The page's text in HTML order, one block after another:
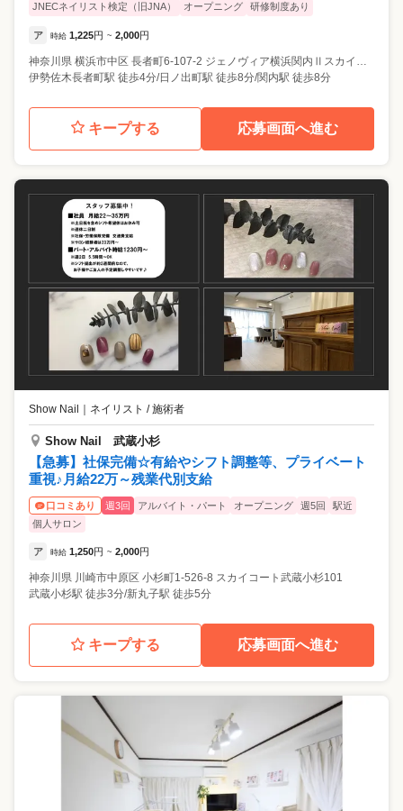
JNECネイリスト検定（旧JNA）
オープニング 研修制度あり
ア 時給 1,225円 ~ 2,000円
神奈川県 横浜市中区 長者町6-107-2 ジェノヴィア横浜関内Ⅱスカイガーデン201号室
伊勢佐木長者町駅 徒歩4分/日ノ出町駅 徒歩8分/関内駅 徒歩8分
キープする 応募画面へ進む
Show Nail ネイリスト / 施術者
Show Nail 武蔵小杉
【急募】社保完備☆有給やシフト調整等、プライベート
重視♪月給22万～残業代別支給
口コミあり 週3回 アルバイト・パート オープニング 週5回
駅近
個人サロン
ア 時給 1,250円 ~ 2,000円
神奈川県 川崎市中原区 小杉町1-526-8 スカイコート武蔵小杉101
武蔵小杉駅 徒歩3分/新丸子駅 徒歩5分
キープする 応募画面へ進む